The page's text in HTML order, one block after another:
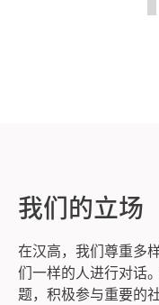
我们的立场
在汉高，我们尊重多
们一样的人进行对话
题，积极参与重要的